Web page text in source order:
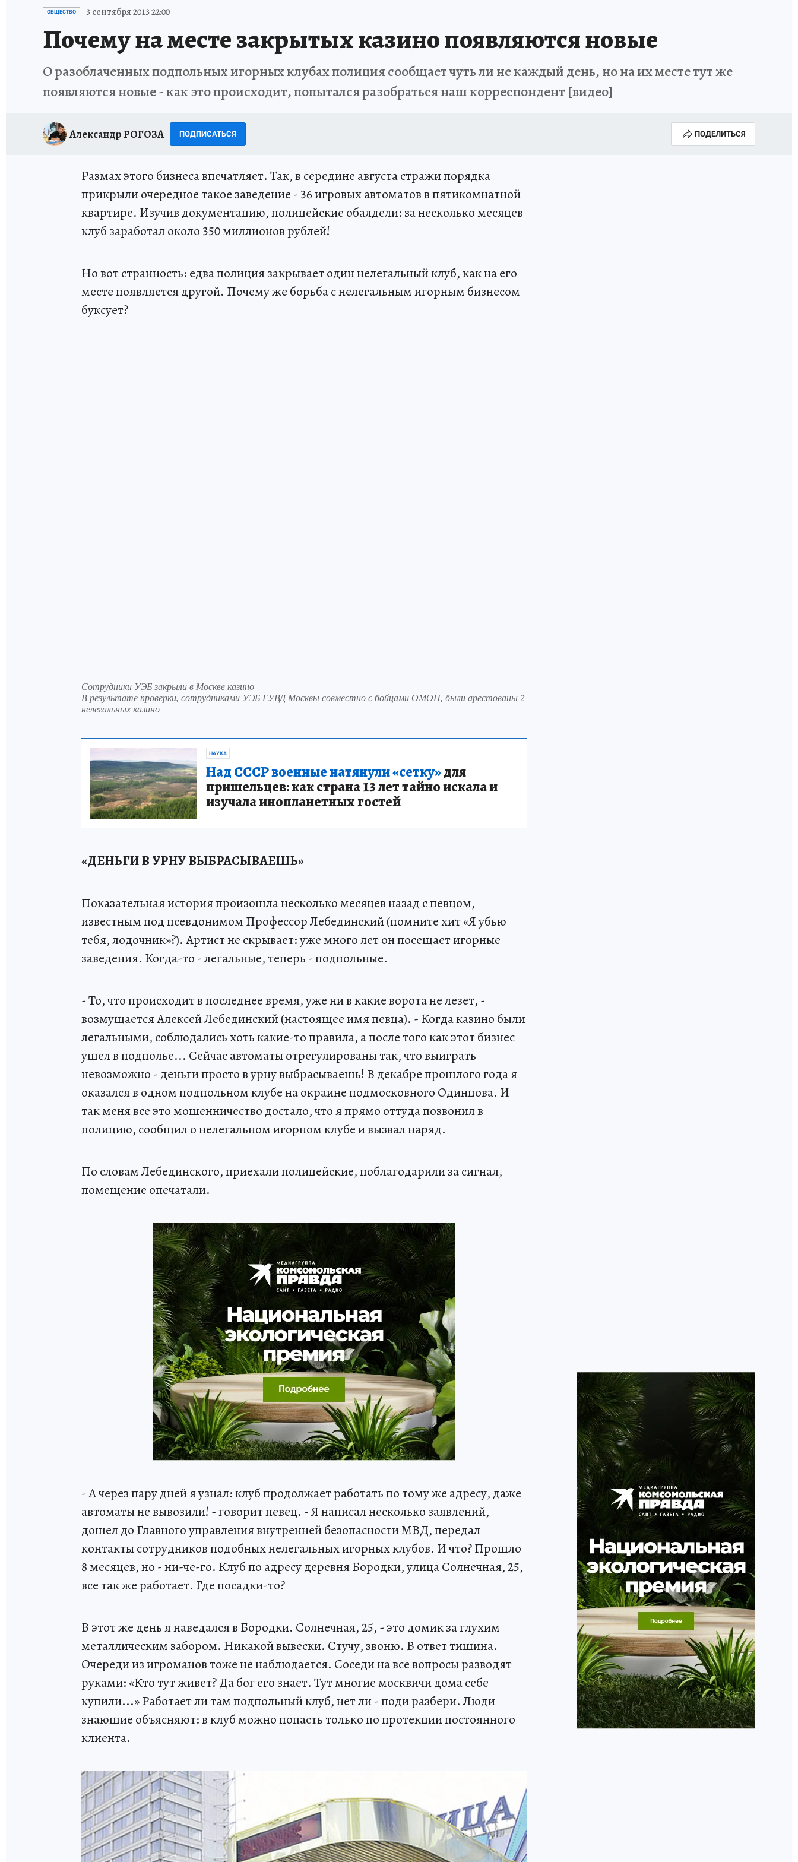
ИСПЫТАНО НА СЕБЕ
ОБЩЕСТВО 3 сентября 2013 22:00
Почему на месте закрытых казино появляются новые
О разоблаченных подпольных игорных клубах полиция сообщает чуть ли не каждый день, но на их месте тут же
появляются новые - как это происходит, попытался разобраться наш корреспондент [видео]
Александр РОГОЗА ПОДПИСАТЬСЯ ПОДЕЛИТЬСЯ
Размах этого бизнеса впечатляет. Так, в середине августа стражи порядка
прикрыли очередное такое заведение - 36 игровых автоматов в пятикомнатной
квартире. Изучив документацию, полицейские обалдели: за несколько месяцев
клуб заработал около 350 миллионов рублей!
Но вот странность: едва полиция закрывает один нелегальный клуб, как на его
месте появляется другой. Почему же борьба с нелегальным игорным бизнесом
буксует?
Сотрудники УЭБ закрыли в Москве казино
В результате проверки, сотрудниками УЭБ ГУВД Москвы совместно с бойцами ОМОН, были арестованы 2
нелегальных казино
НАУКА
Над СССР военные натянули «сетку»для
пришельцев: как страна 13 лет тайно искала и
изучала инопланетных гостей
«ДЕНЬГИ В УРНУ ВЫБРАСЫВАЕШЬ»
Показательная история произошла несколько месяцев назад с певцом,
известным под псевдонимом Профессор Лебединский (помните хит «Я убью
тебя, лодочник»?). Артист не скрывает: уже много лет он посещает игорные
заведения. Когда-то - легальные, теперь - подпольные.
- То, что происходит в последнее время, уже ни в какие ворота не лезет, -
возмущается Алексей Лебединский (настоящее имя певца). - Когда казино были
легальными, соблюдались хоть какие-то правила, а после того как этот бизнес
ушел в подполье... Сейчас автоматы отрегулированы так, что выиграть
невозможно - деньги просто в урну выбрасываешь! В декабре прошлого года я
оказался в одном подпольном клубе на окраине подмосковного Одинцова. И
так меня все это мошенничество достало, что я прямо оттуда позвонил в
полицию, сообщил о нелегальном игорном клубе и вызвал наряд.
По словам Лебединского, приехали полицейские, поблагодарили за сигнал,
помещение опечатали.
- А через пару дней я узнал: клуб продолжает работать по тому же адресу, даже
автоматы не вывозили! - говорит певец. - Я написал несколько заявлений,
дошел до Главного управления внутренней безопасности МВД, передал
контакты сотрудников подобных нелегальных игорных клубов. И что? Прошло
8 месяцев, но - ни-че-го. Клуб по адресу деревня Бородки, улица Солнечная, 25,
все так же работает. Где посадки-то?
В этот же день я наведался в Бородки. Солнечная, 25, - это домик за глухим
металлическим забором. Никакой вывески. Стучу, звоню. В ответ тишина.
Очереди из игроманов тоже не наблюдается. Соседи на все вопросы разводят
руками: «Кто тут живет? Да бог его знает. Тут многие москвичи дома себе
купили...» Работает ли там подпольный клуб, нет ли - поди разбери. Люди
знающие объясняют: в клуб можно попасть только по протекции постоянного
клиента.